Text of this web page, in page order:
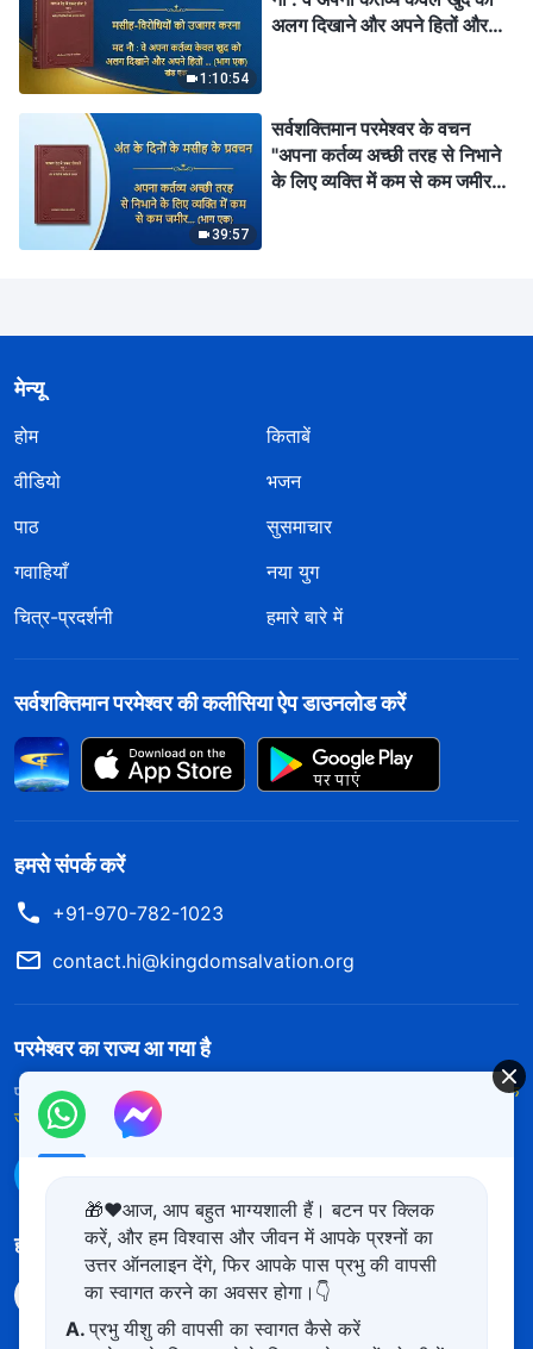
1:10:54
अलग दिखाने और अपने हितों और
यश के बदले उन हितों के साथ
विश्वासघात तक कर देते हैं (भाग
एक)" (खंड एक)
39:57
सर्वशक्तिमान परमेश्वर के वचन
"अपना कर्तव्य अच्छी तरह से निभाने
के लिए व्यक्ति में कम से कम जमीर
मेन्यू
होम
किताबें
वीडियो
भजन
पाठ
सुसमाचार
गवाहियाँ
नया युग
चित्र-प्रदर्शनी
हमारे बारे में
सर्वशक्तिमान परमेश्वर की कलीसिया ऐप डाउनलोड करें
हमसे संपर्क करें
+91-970-782-1023
contact.hi@kingdomsalvation.org
परमेश्वर का राज्य आ गया है
परमेश्वर का राज्य पृथ्वी पर आ गया है! क्या आप इसमें प्रवेश करना चाहते हैं?
और अधिक
जानें
हमारा अनुसरण करें
🎁❤️आज, आप बहुत भाग्यशाली हैं। बटन पर क्लिक
करें, और हम विश्वास और जीवन में आपके प्रश्नों का
उत्तर ऑनलाइन देंगे, फिर आपके पास प्रभु की वापसी
का स्वागत करने का अवसर होगा।👇
A.प्रभु यीशु की वापसी का स्वागत कैसे करें